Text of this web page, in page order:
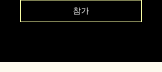
참가